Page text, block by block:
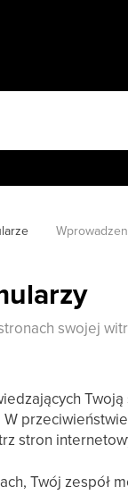
swojej
stron
Twój zespół